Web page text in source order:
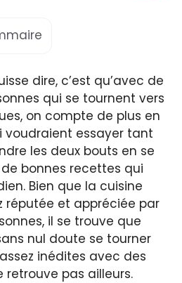
dire, c’est qu’avec de
qui se tournent vers
on compte de plus en
voudraient essayer tant
les deux bouts en se
bonnes recettes qui
Bien que la cuisine
réputée et appréciée par
il se trouve que
nul doute se tourner
inédites avec des
retrouve pas ailleurs.